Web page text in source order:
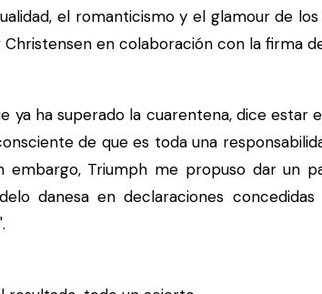
el romanticismo y el glamour de
Christensen en colaboración con la firma
ya ha superado la cuarentena, dice
de que es toda una
embargo, Triumph me propuso dar un
danesa en declaraciones